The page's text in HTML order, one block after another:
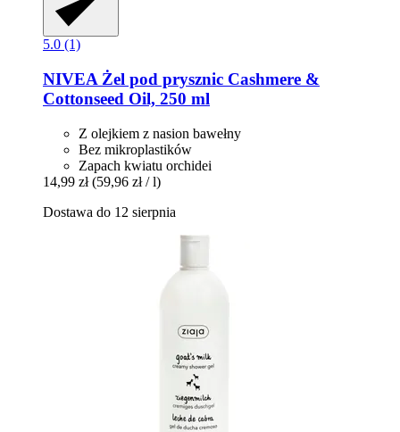
5.0 (1)
NIVEA Żel pod prysznic Cashmere &
Cottonseed Oil, 250 ml
Z olejkiem z nasion bawełny
Bez mikroplastików
Zapach kwiatu orchidei
14,99 zł (59,96 zł / l)
Dostawa do 12 sierpnia